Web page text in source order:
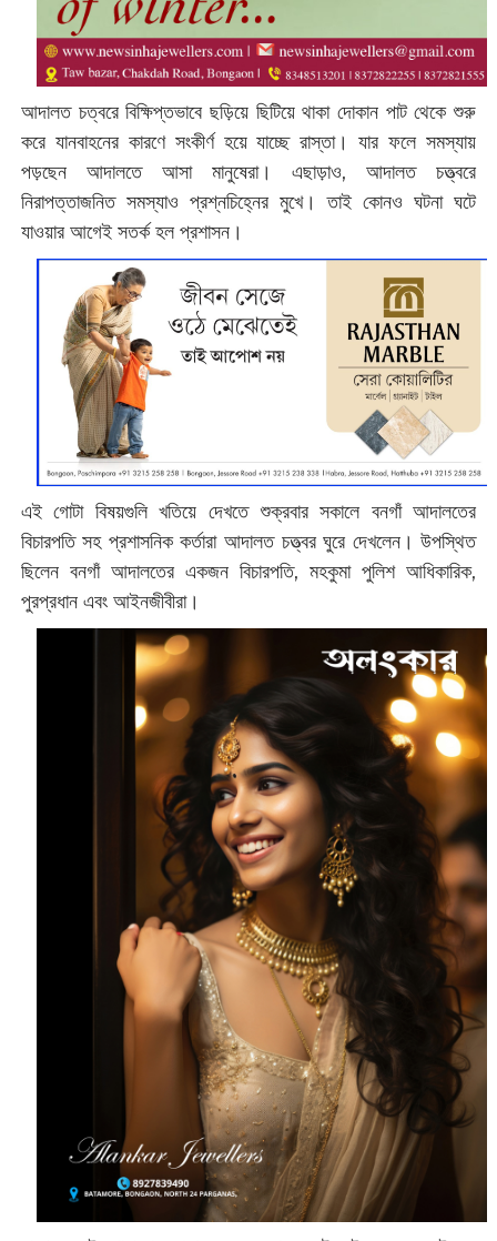
আদালত চত্বরে বিক্ষিপ্তভাবে ছড়িয়ে ছিটিয়ে থাকা দোকান পাট থেকে শুরু
করে যানবাহনের কারণে সংকীর্ণ হয়ে যাচ্ছে রাস্তা। যার ফলে সমস্যায়
পড়ছেন আদালতে আসা মানুষেরা। এছাড়াও, আদালত চত্ত্বরে
নিরাপত্তাজনিত সমস্যাও প্রশ্নচিহ্নের মুখে। তাই কোনও ঘটনা ঘটে
যাওয়ার আগেই সতর্ক হল প্রশাসন।
এই গোটা বিষয়গুলি খতিয়ে দেখতে শুক্রবার সকালে বনগাঁ আদালতের
বিচারপতি সহ প্রশাসনিক কর্তারা আদালত চত্ত্বর ঘুরে দেখলেন। উপস্থিত
ছিলেন বনগাঁ আদালতের একজন বিচারপতি, মহকুমা পুলিশ আধিকারিক,
পুরপ্রধান এবং আইনজীবীরা।